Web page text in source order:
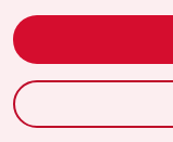
Seitenwende